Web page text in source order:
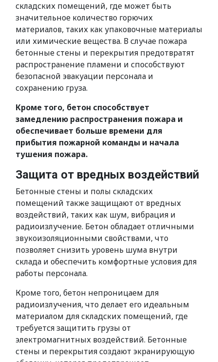
складских помещений, где может быть
значительное количество горючих
материалов, таких как упаковочные материалы
или химические вещества. В случае пожара
бетонные стены и перекрытия предотвратят
распространение пламени и способствуют
безопасной эвакуации персонала и
сохранению груза.
Кроме того, бетон способствует
замедлению распространения пожара и
обеспечивает больше времени для
прибытия пожарной команды и начала
тушения пожара.
Защита от вредных воздействий
Бетонные стены и полы складских
помещений также защищают от вредных
воздействий, таких как шум, вибрация и
радиоизлучение. Бетон обладает отличными
звукоизоляционными свойствами, что
позволяет снизить уровень шума внутри
склада и обеспечить комфортные условия для
работы персонала.
Кроме того, бетон непроницаем для
радиоизлучения, что делает его идеальным
материалом для складских помещений, где
требуется защитить грузы от
электромагнитных воздействий. Бетонные
стены и перекрытия создают экранирующую